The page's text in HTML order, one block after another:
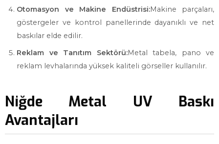
Otomasyon ve Makine Endüstrisi:Makine parçaları,
göstergeler ve kontrol panellerinde dayanıklı ve net
baskılar elde edilir.
Reklam ve Tanıtım Sektörü:Metal tabela, pano ve
reklam levhalarında yüksek kaliteli görseller kullanılır.
Niğde Metal UV Baskı
Avantajları